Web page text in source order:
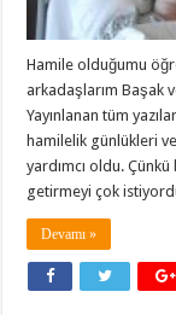
Hamile olduğumu
arkadaşlarım Başak
Yayınlanan tüm
hamilelik günlükleri
yardımcı oldu.
getirmeyi çok
Devamı »